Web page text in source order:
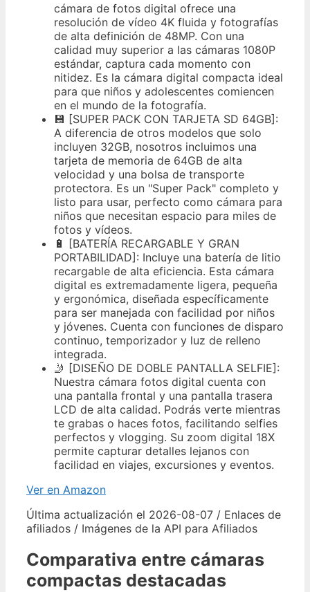
cámara de fotos digital ofrece una
resolución de vídeo 4K fluida y fotografías
de alta definición de 48MP. Con una
calidad muy superior a las cámaras 1080P
estándar, captura cada momento con
nitidez. Es la cámara digital compacta ideal
para que niños y adolescentes comiencen
en el mundo de la fotografía.
💾 [SUPER PACK CON TARJETA SD 64GB]:
A diferencia de otros modelos que solo
incluyen 32GB, nosotros incluimos una
tarjeta de memoria de 64GB de alta
velocidad y una bolsa de transporte
protectora. Es un "Super Pack" completo y
listo para usar, perfecto como cámara para
niños que necesitan espacio para miles de
fotos y vídeos.
🔋 [BATERÍA RECARGABLE Y GRAN
PORTABILIDAD]: Incluye una batería de litio
recargable de alta eficiencia. Esta cámara
digital es extremadamente ligera, pequeña
y ergonómica, diseñada específicamente
para ser manejada con facilidad por niños
y jóvenes. Cuenta con funciones de disparo
continuo, temporizador y luz de relleno
integrada.
🤳 [DISEÑO DE DOBLE PANTALLA SELFIE]:
Nuestra cámara fotos digital cuenta con
una pantalla frontal y una pantalla trasera
LCD de alta calidad. Podrás verte mientras
te grabas o haces fotos, facilitando selfies
perfectos y vlogging. Su zoom digital 18X
permite capturar detalles lejanos con
facilidad en viajes, excursiones y eventos.
Ver en Amazon
Última actualización el 2026-08-07 / Enlaces de
afiliados / Imágenes de la API para Afiliados
Comparativa entre cámaras
compactas destacadas